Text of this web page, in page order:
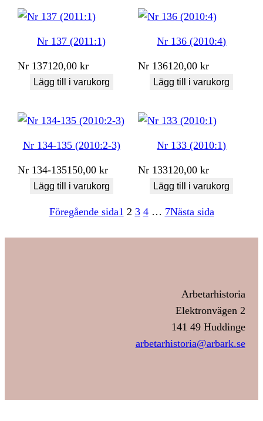
Nr 137 (2011:1)
Nr 137120,00kr
Lägg till i varukorg
Nr 136 (2010:4)
Nr 136120,00kr
Lägg till i varukorg
Nr 134-135 (2010:2-3)
Nr 134-135150,00kr
Lägg till i varukorg
Nr 133 (2010:1)
Nr 133120,00kr
Lägg till i varukorg
Föregående sida1 2 3 4 … 7Nästa sida
Arbetarhistoria
Elektronvägen 2
141 49 Huddinge
arbetarhistoria@arbark.se